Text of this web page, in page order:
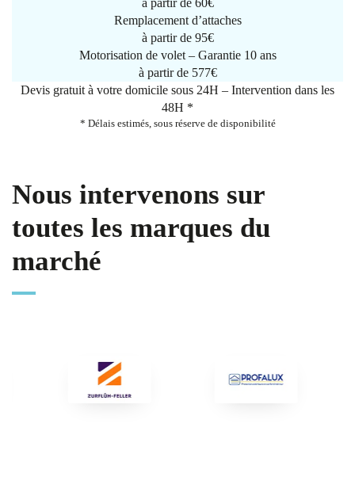
à partir de 60€
Remplacement d’attaches
à partir de 95€
Motorisation de volet – Garantie 10 ans
à partir de 577€
Devis gratuit à votre domicile sous 24H – Intervention dans les
48H *
* Délais estimés, sous réserve de disponibilité
Nous intervenons sur
toutes les marques du
marché